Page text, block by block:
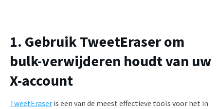
1. Gebruik TweetEraser om
bulk-verwijderen houdt van uw
X-account
TweetEraser is een van de meest effectieve tools voor het in